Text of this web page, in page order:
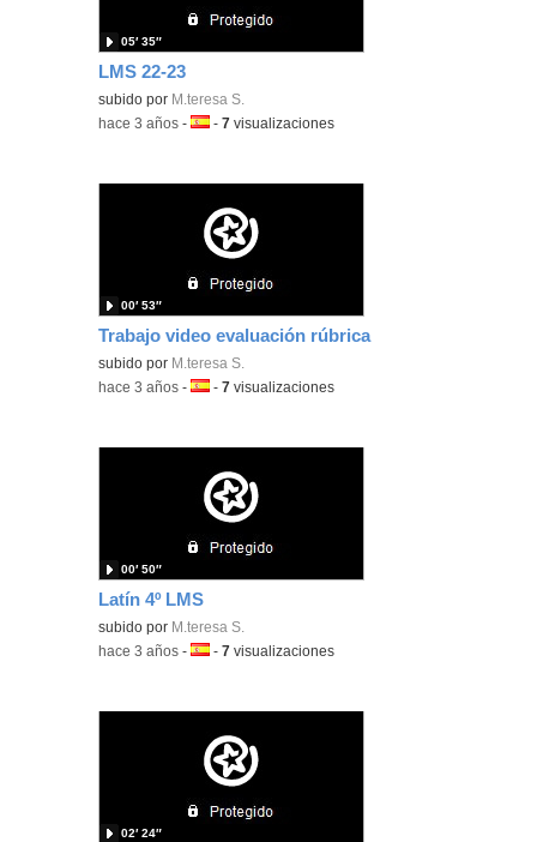
LMS 22-23
subido por M.teresa S.
05′ 35″
-hace 3 años -Idioma:
-7 visualizaciones
Trabajo video evaluación rúbrica
subido por M.teresa S.
00′ 53″
-hace 3 años -Idioma:
-7 visualizaciones
Latín 4º LMS
subido por M.teresa S.
00′ 50″
-hace 3 años -Idioma:
-7 visualizaciones
02′ 24″